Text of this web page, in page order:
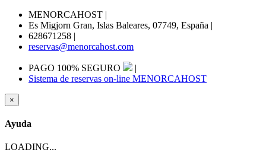
MENORCAHOST |
Es Migjorn Gran, Islas Baleares, 07749, España |
628671258 |
reservas@menorcahost.com
PAGO 100% SEGURO
|
Sistema de reservas on-line MENORCAHOST
×
Ayuda
LOADING...